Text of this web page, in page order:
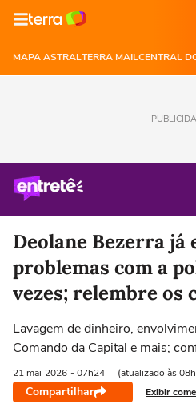
MAPA ASTRALTERRA MAILCENTRAL
Deolane Bezerra
problemas com a
vezes; relembre os
Lavagem de dinheiro,
Comando da Capital e mais;
21 mai 2026 - 07h24 (atualizado às
Compartilhar Exibir